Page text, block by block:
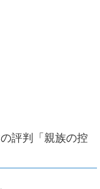
評判「親族の控